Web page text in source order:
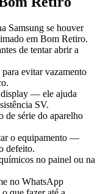
Samsung se houver
em Bom Retiro.
de tentar abrir a
evitar vazamento
— ele ajuda
SV.
de série do aparelho
o equipamento —
defeito.
no painel ou na
no WhatsApp